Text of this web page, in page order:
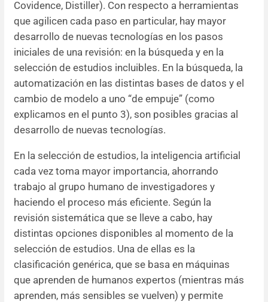
Covidence, Distiller). Con respecto a herramientas
que agilicen cada paso en particular, hay mayor
desarrollo de nuevas tecnologías en los pasos
iniciales de una revisión: en la búsqueda y en la
selección de estudios incluibles. En la búsqueda, la
automatización en las distintas bases de datos y el
cambio de modelo a uno “de empuje” (como
explicamos en el punto 3), son posibles gracias al
desarrollo de nuevas tecnologías.
En la selección de estudios, la inteligencia artificial
cada vez toma mayor importancia, ahorrando
trabajo al grupo humano de investigadores y
haciendo el proceso más eficiente. Según la
revisión sistemática que se lleve a cabo, hay
distintas opciones disponibles al momento de la
selección de estudios. Una de ellas es la
clasificación genérica, que se basa en máquinas
que aprenden de humanos expertos (mientras más
aprenden, más sensibles se vuelven) y permite